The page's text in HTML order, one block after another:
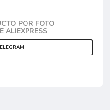
POR FOTO
ALIEXPRESS